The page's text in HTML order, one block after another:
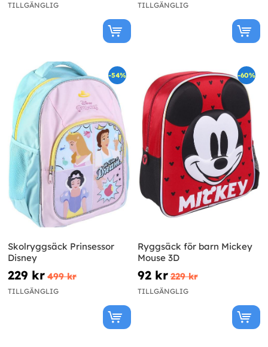
TILLGÄNGLIG TILLGÄNGLIG
-54%
Skolryggsäck Prinsessor
Disney
229 kr 499 kr
TILLGÄNGLIG
-60%
Ryggsäck för barn Mickey
Mouse 3D
92 kr 229 kr
TILLGÄNGLIG